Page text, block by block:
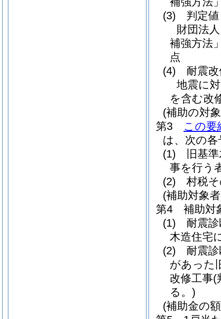
(3) 判定値
財団法
補強方法
点
(4) 耐震改
地震に
を含む改
(補助の対
第3 この要
は、次の
(1) 旧基準
事を行う
(2) 村税そ
(補助対象
第4 補助対
(1) 耐震診
木造住宅
(2) 耐震診
があった
改修工事(
る。)
(補助金の